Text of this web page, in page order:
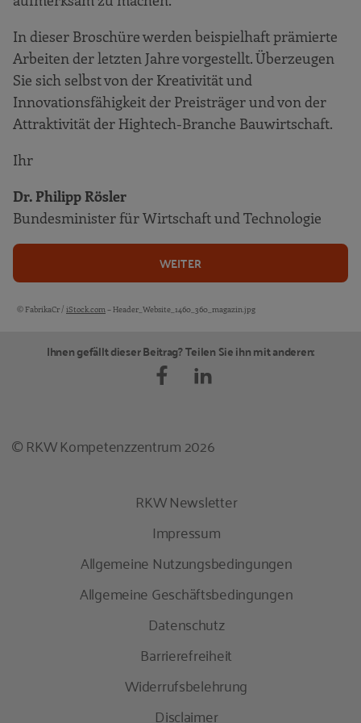
In dieser Broschüre werden beispielhaft prämierte
Arbeiten der letzten Jahre vorgestellt. Überzeugen
Sie sich selbst von der Kreativität und
Innovationsfähigkeit der Preisträger und von der
Attraktivität der Hightech-Branche Bauwirtschaft.
Ihr
Dr. Philipp Rösler
Bundesminister für Wirtschaft und Technologie
WEITER
Bildquellen und Copyright-Hinweise
© FabrikaCr / iStock.com – Header_Website_1460_360_magazin.jpg
Ihnen gefällt dieser Beitrag? Teilen Sie ihn mit anderen:
© RKW Kompetenzzentrum 2026
RKW Newsletter
Impressum
Allgemeine Nutzungsbedingungen
Allgemeine Geschäftsbedingungen
Datenschutz
Barrierefreiheit
Widerrufsbelehrung
Disclaimer